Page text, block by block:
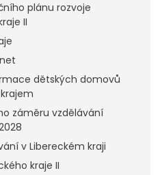
plánu rozvoje
II
dětských domovů
záměru vzdělávání
v Libereckém kraji
kraje II